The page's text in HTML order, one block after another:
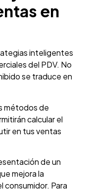
en
inteligentes
del PDV. No
se traduce en
métodos de
calcular el
en tus ventas
de un
mejora la
consumidor. Para